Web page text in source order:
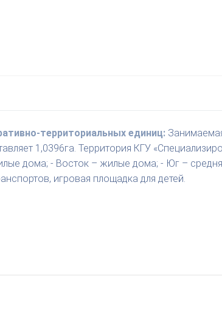
территориальных единиц:
1,0396га. Территория КГУ
дома; - Восток – жилые дома; - Юг –
игровая площадка для детей.